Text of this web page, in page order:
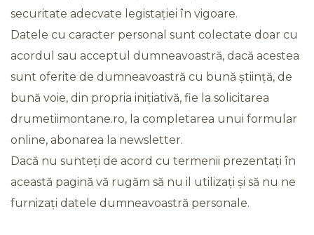
securitate adecvate legistației în vigoare.
Datele cu caracter personal sunt colectate doar cu
acordul sau acceptul dumneavoastră, dacă acestea
sunt oferite de dumneavoastră cu bună știință, de
bună voie, din propria inițiativă, fie la solicitarea
drumetiimontane.ro, la completarea unui formular
online, abonarea la newsletter.
Dacă nu sunteţi de acord cu termenii prezentați în
această pagină vă rugăm să nu il utilizați și să nu ne
furnizaţi datele dumneavoastră personale.